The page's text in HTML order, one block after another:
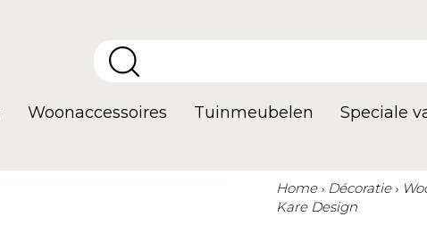
Woonaccessoires Tuinmeubelen Speciale
Home Décoratie
Kare Design